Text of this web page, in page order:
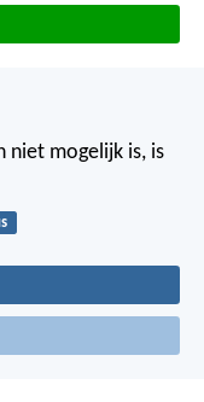
niet mogelijk is, is